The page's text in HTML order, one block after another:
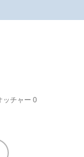
ッチャー 0